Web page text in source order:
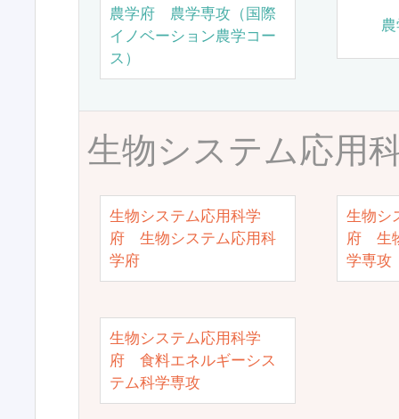
農学府 農学専攻（国際
イノベーション農学コー
ス）
生物システム応用
生物システム応用科学
府 生物システム応用科
学府
生物シ
府 生
学専攻
生物システム応用科学
府 食料エネルギーシス
テム科学専攻